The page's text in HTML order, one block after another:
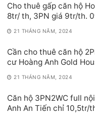
Cho thuê gấp căn hộ
8tr/ th, 3PN giá 9tr/th.
21 THÁNG NĂM, 2024
Cần cho thuê căn hộ
cư Hoàng Anh Gold
21 THÁNG NĂM, 2024
Căn hộ 3PN2WC full
Anh An Tiến chỉ 10,5tr/